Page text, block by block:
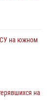
на южном
на